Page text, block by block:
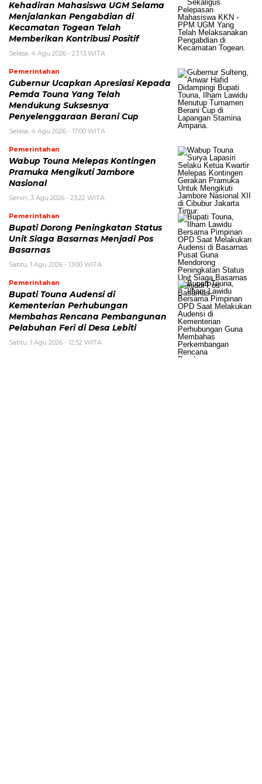
Kehadiran Mahasiswa UGM Selama
Menjalankan Pengabdian di
Kecamatan Togean Telah
Memberikan Kontribusi Positif
Selasa, 4 Agu 2026 - 23:13 WITA
Pemerintahan
Gubernur Ucapkan Apresiasi Kepada
Pemda Touna Yang Telah
Mendukung Suksesnya
Penyelenggaraan Berani Cup
Selasa, 4 Agu 2026 - 17:00 WITA
Pemerintahan
Wabup Touna Melepas Kontingen
Pramuka Mengikuti Jambore
Nasional
Senin, 3 Agu 2026 - 23:22 WITA
Pemerintahan
Bupati Dorong Peningkatan Status
Unit Siaga Basarnas Menjadi Pos
Basarnas
Sabtu, 1 Agu 2026 - 13:00 WITA
Pemerintahan
Bupati Touna Audensi di
Kementerian Perhubungan
Membahas Rencana Pembangunan
Pelabuhan Feri di Desa Lebiti
Sabtu, 1 Agu 2026 - 12:52 WITA